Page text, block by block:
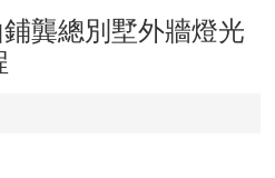
龔總別墅外牆燈光